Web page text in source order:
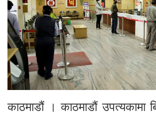
काठमाडौं । काठमाडौं उपत्यकामा